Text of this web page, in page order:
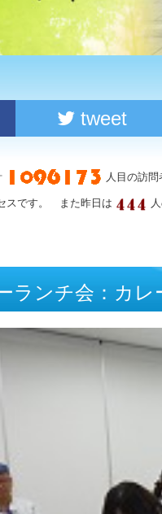
tweet
人目の訪
スです。 また昨日は
ランチ会：カ